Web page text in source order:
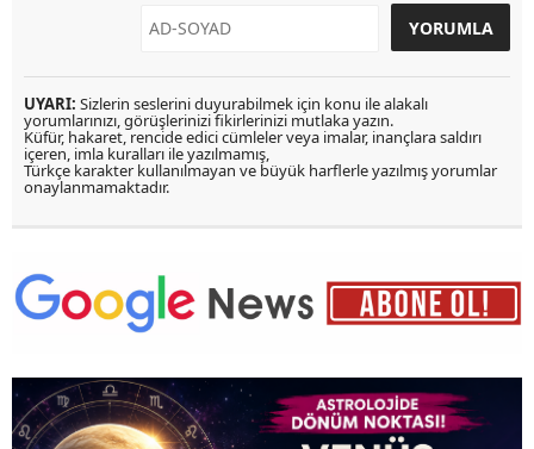
UYARI: Sizlerin seslerini duyurabilmek için konu ile alakalı
yorumlarınızı, görüşlerinizi fikirlerinizi mutlaka yazın.
Küfür, hakaret, rencide edici cümleler veya imalar, inançlara saldırı
içeren, imla kuralları ile yazılmamış,
Türkçe karakter kullanılmayan ve büyük harflerle yazılmış yorumlar
onaylanmamaktadır.